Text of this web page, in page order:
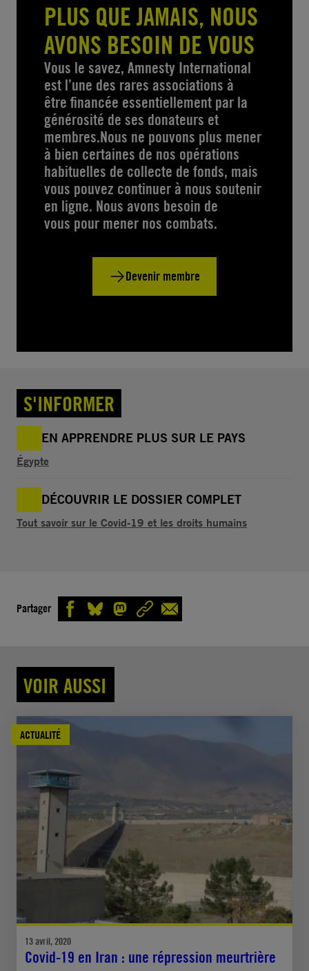
PLUS QUE JAMAIS, NOUS
AVONS BESOIN DE VOUS
Vous le savez, Amnesty International
est l’une des rares associations à
être financée essentiellement par la
générosité de ses donateurs et
membres.Nous ne pouvons plus mener
à bien certaines de nos opérations
habituelles de collecte de fonds, mais
vous pouvez continuer à nous soutenir
en ligne. Nous avons besoin de
vous pour mener nos combats.
Devenir membre
S'INFORMER
EN APPRENDRE PLUS SUR LE PAYS
Égypte
DÉCOUVRIR LE DOSSIER COMPLET
Tout savoir sur le Covid-19 et les droits humains
Partager
VOIR AUSSI
ACTUALITÉ
13 avril, 2020
Covid-19 en Iran : une répression meurtrière